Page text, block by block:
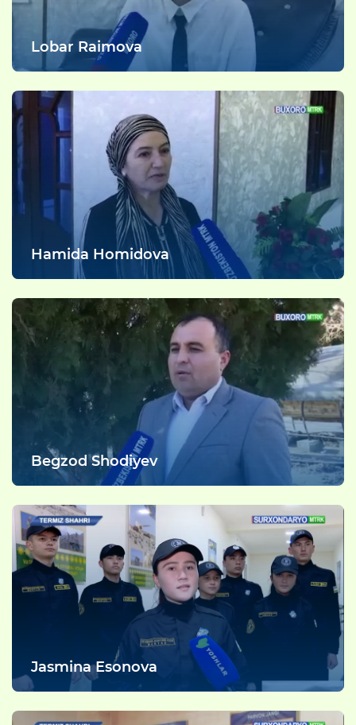
Lobar Raimova
Hamida Homidova
Begzod Shodiyev
Jasmina Esonova